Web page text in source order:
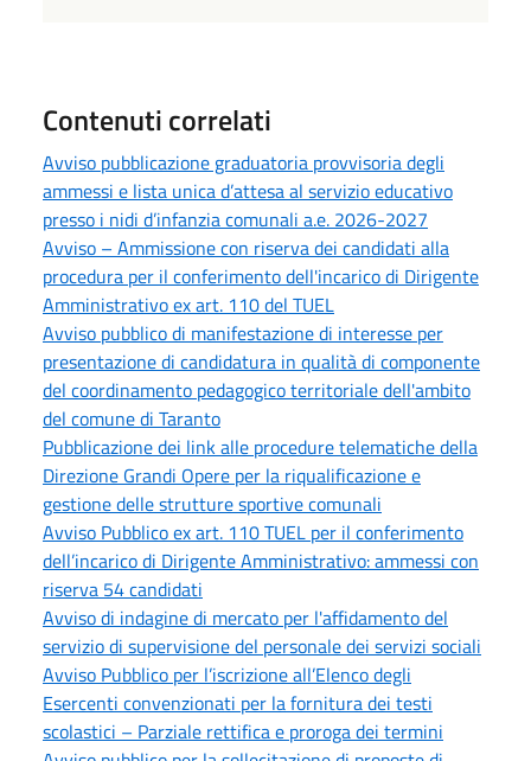
Contenuti correlati
Avviso pubblicazione graduatoria provvisoria degli
ammessi e lista unica d’attesa al servizio educativo
presso i nidi d’infanzia comunali a.e. 2026-2027
Avviso – Ammissione con riserva dei candidati alla
procedura per il conferimento dell'incarico di Dirigente
Amministrativo ex art. 110 del TUEL
Avviso pubblico di manifestazione di interesse per
presentazione di candidatura in qualità di componente
del coordinamento pedagogico territoriale dell'ambito
del comune di Taranto
Pubblicazione dei link alle procedure telematiche della
Direzione Grandi Opere per la riqualificazione e
gestione delle strutture sportive comunali
Avviso Pubblico ex art. 110 TUEL per il conferimento
dell’incarico di Dirigente Amministrativo: ammessi con
riserva 54 candidati
Avviso di indagine di mercato per l'affidamento del
servizio di supervisione del personale dei servizi sociali
Avviso Pubblico per l’iscrizione all’Elenco degli
Esercenti convenzionati per la fornitura dei testi
scolastici – Parziale rettifica e proroga dei termini